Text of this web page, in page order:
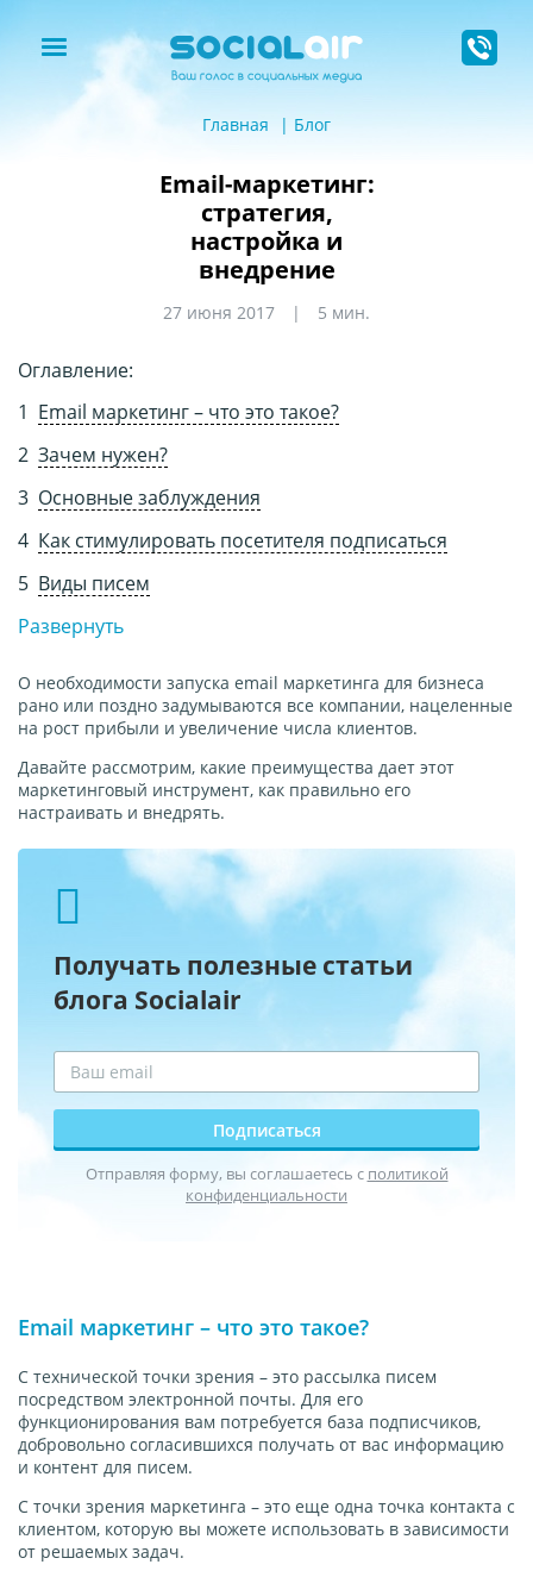
Главная Блог
Email-маркетинг:
стратегия,
настройка и
внедрение
27 июня 2017 5 мин.
Оглавление:
Email маркетинг – что это такое?
Зачем нужен?
Основные заблуждения
Как стимулировать посетителя подписаться
Виды писем
Развернуть
О необходимости запуска email маркетинга для бизнеса
рано или поздно задумываются все компании, нацеленные
на рост прибыли и увеличение числа клиентов.
Давайте рассмотрим, какие преимущества дает этот
маркетинговый инструмент, как правильно его
настраивать и внедрять.
Получать полезные статьи
блога Socialair
Подписаться
Отправляя форму, вы соглашаетесь с политикой
конфиденциальности
Email маркетинг – что это такое?
С технической точки зрения – это рассылка писем
посредством электронной почты. Для его
функционирования вам потребуется база подписчиков,
добровольно согласившихся получать от вас информацию
и контент для писем.
С точки зрения маркетинга – это еще одна точка контакта с
клиентом, которую вы можете использовать в зависимости
от решаемых задач.